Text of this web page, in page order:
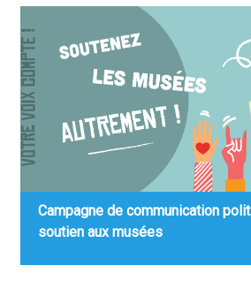
Campagne de communication
soutien aux musées